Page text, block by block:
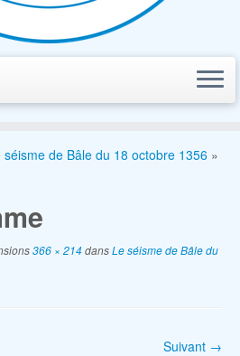
séisme de Bâle du 18 octobre 1356 »
366 × 214dansLe séisme de Bâle du
Suivant →